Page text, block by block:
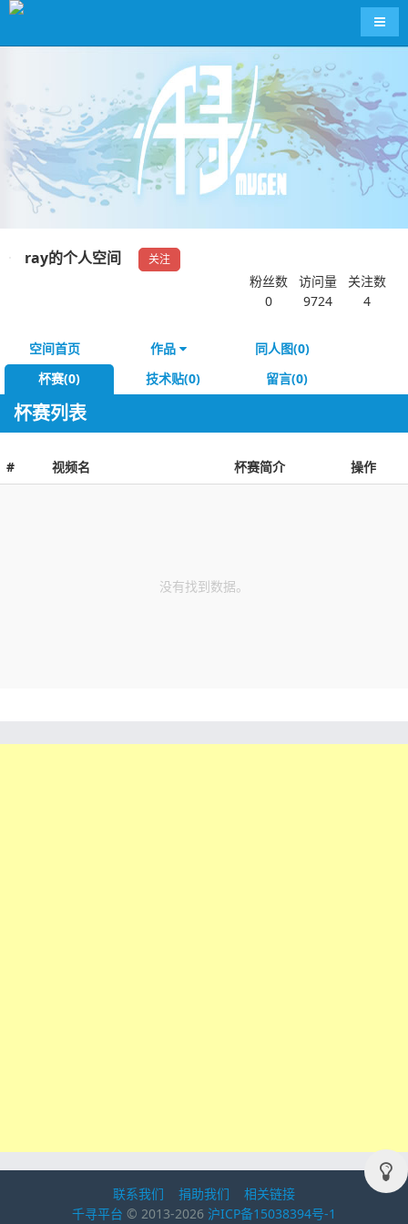
导航
ray的个人空间 关注
粉丝数
0
访问量
9724
关注数
4
空间首页 作品
同人图(0)
杯赛(0)
技术贴(0) 留言(0)
杯赛列表
# 视频名 杯赛简介 操作
没有找到数据。
联系我们 捐助我们
相关链接
千寻平台 © 2013-2026 沪ICP备15038394号-1